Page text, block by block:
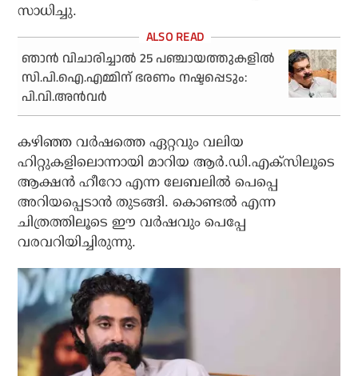
സാധിച്ചു.
ഞാന്‍ വിചാരിച്ചാല്‍ 25 പഞ്ചായത്തുകളില്‍
സി.പി.ഐ.എമ്മിന് ഭരണം നഷ്ടപ്പെടും:
പി.വി.അന്‍വര്‍
കഴിഞ്ഞ വര്‍ഷത്തെ ഏറ്റവും വലിയ
ഹിറ്റുകളിലൊന്നായി മാറിയ ആര്‍.ഡി.എക്‌സിലൂടെ
ആക്ഷന്‍ ഹീറോ എന്ന ലേബലില്‍ പെപ്പെ
അറിയപ്പെടാന്‍ തുടങ്ങി. കൊണ്ടൽ എന്ന
ചിത്രത്തിലൂടെ ഈ വർഷവും പെപ്പേ
വരവറിയിച്ചിരുന്നു.